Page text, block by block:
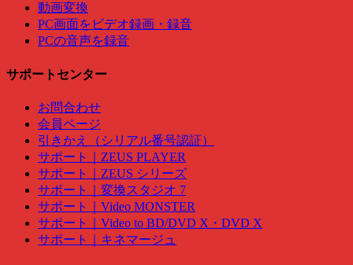
動画変換
PC画面をビデオ録画・録音
PCの音声を録音
サポートセンター
お問合わせ
会員ページ
引きかえ（シリアル番号認証）
サポート｜ZEUS PLAYER
サポート｜ZEUS シリーズ
サポート｜変換スタジオ 7
サポート｜Video MONSTER
サポート｜Video to BD/DVD X・DVD X
サポート｜キネマージュ